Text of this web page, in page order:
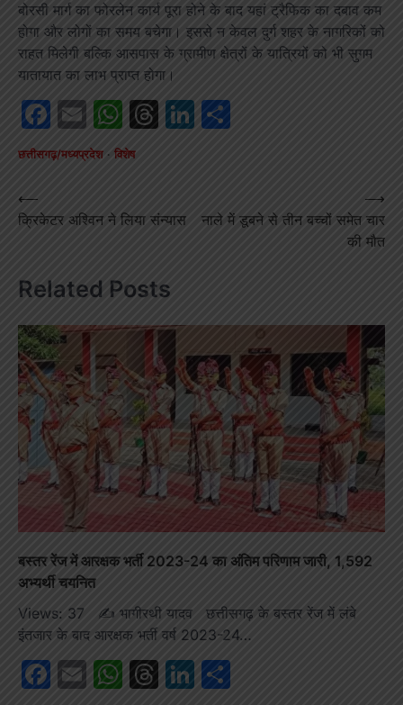
बोरसी मार्ग का फोरलेन कार्य पूरा होने के बाद यहां ट्रैफिक का दबाव कम
होगा और लोगों का समय बचेगा। इससे न केवल दुर्ग शहर के नागरिकों को
राहत मिलेगी बल्कि आसपास के ग्रामीण क्षेत्रों के यात्रियों को भी सुगम
यातायात का लाभ प्राप्त होगा।
Facebook
EmailWhatsApp
Threads
LinkedIn
छत्तीसगढ़/मध्यप्रदेश विशेष
Post
navigation
⟵
क्रिकेटर अश्विन ने लिया संन्यास
नाले में डूबने से तीन बच्चों समेत चार
की मौत
⟶
Related Posts
बस्तर रेंज में आरक्षक भर्ती 2023-24 का अंतिम परिणाम जारी, 1,592
अभ्यर्थी चयनित
Views: 37 ✍️ भागीरथी यादव छत्तीसगढ़ के बस्तर रेंज में लंबे
इंतजार के बाद आरक्षक भर्ती वर्ष 2023-24…
Facebook
EmailWhatsApp
Threads
LinkedIn